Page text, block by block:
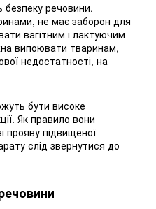
безпеку речовини.
не має заборон для
вагітним і лактуючим
випоювати тваринам,
недостатності, на
бути високе
Як правило вони
прояву підвищеної
слід звернутися до